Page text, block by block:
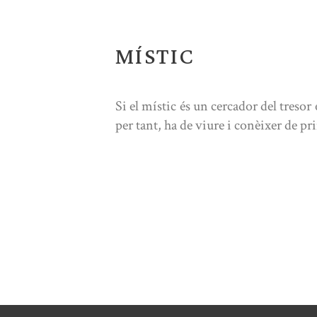
MÍSTIC
Si el místic és un cercador del
per tant, ha de viure i conèixer de